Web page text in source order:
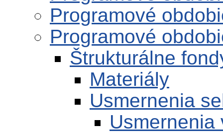
Programové
Programové
Štrukturálne
Materiály
Usmernenia
Usmernenia